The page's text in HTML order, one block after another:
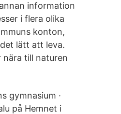
information
i flera olika
konton,
lätt att leva.
till naturen
gymnasium ·
på Hemnet i